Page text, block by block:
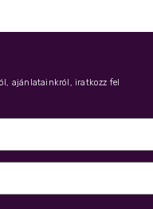
ajánlatainkról, iratkozz fel